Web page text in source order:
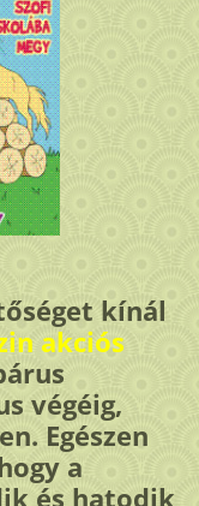
kínál
akciós
végéig,
Egészen
a
és hatodik